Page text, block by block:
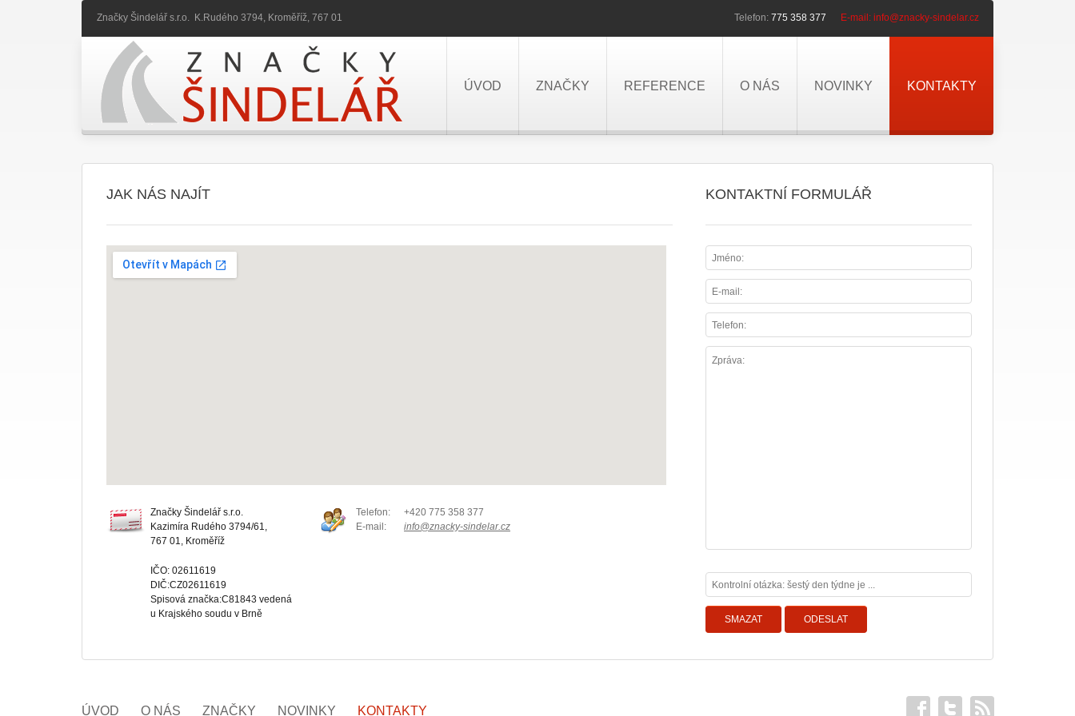
Značky Šindelář s.r.o. K.Rudého 3794, Kroměříž, 767 01 Telefon: 775 358 377 E-mail: info@znacky-sindelar.cz
ÚVOD ZNAČKY REFERENCE O NÁS NOVINKY KONTAKTY
JAK NÁS NAJÍT
Značky Šindelář s.r.o.
Kazimíra Rudého 3794/61,
767 01, Kroměříž
IČO: 02611619
DIČ:CZ02611619
Spisová značka:C81843 vedená
u Krajského soudu v Brně
Telefon:
+420 775 358 377
E-mail:
info@znacky-sindelar.cz
KONTAKTNÍ FORMULÁŘ
ÚVOD O NÁS ZNAČKY NOVINKY KONTAKTY